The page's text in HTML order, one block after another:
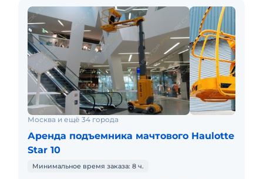
Москва и ещё 34 города
Аренда подъемника мачтового Haulotte
Star 10
Минимальное время заказа: 8 ч.